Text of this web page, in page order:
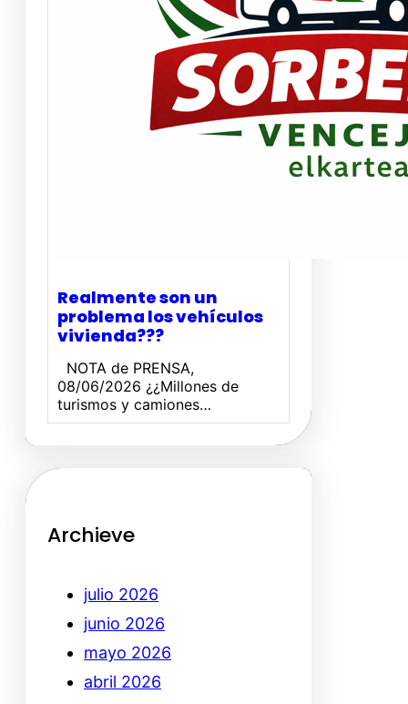
Realmente son un
problema los vehículos
vivienda???
NOTA de PRENSA,
08/06/2026 ¿¿Millones de
turismos y camiones…
Archieve
julio 2026
junio 2026
mayo 2026
abril 2026